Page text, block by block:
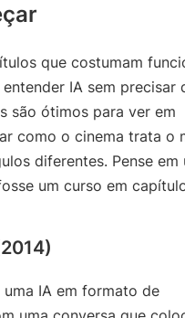
que costumam
IA sem precisar
são ótimos para ver em
como o cinema trata o
diferentes. Pense em
um curso em
IA em formato de